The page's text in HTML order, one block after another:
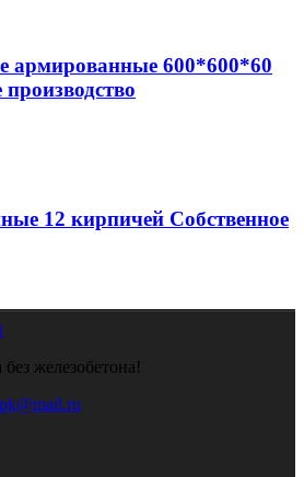
армированные 600*600*60
12 кирпичей Собственное
железобетона!